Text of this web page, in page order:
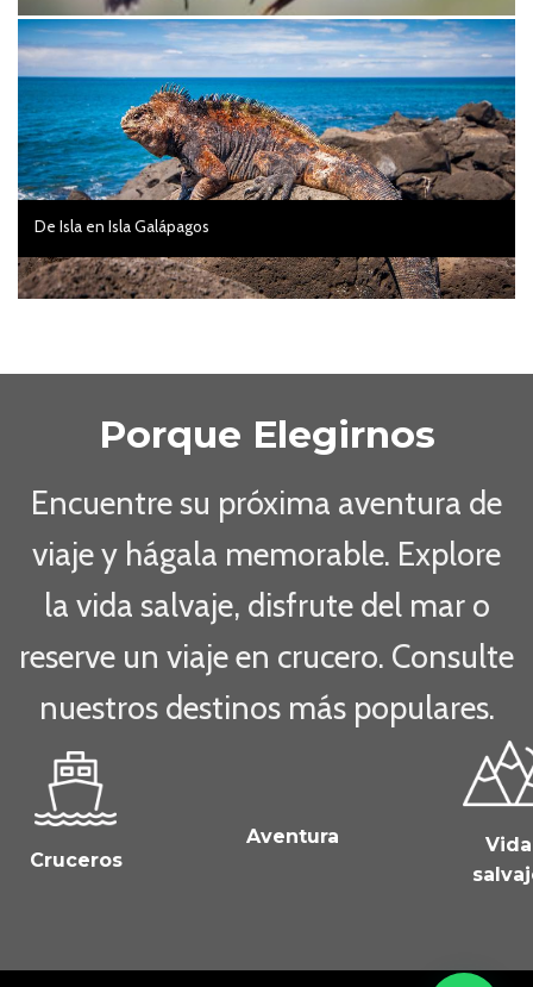
De Isla en Isla Galápagos
Porque Elegirnos
Encuentre su próxima aventura de
viaje y hágala memorable. Explore
la vida salvaje, disfrute del mar o
reserve un viaje en crucero. Consulte
nuestros destinos más populares.
Cruceros
Aventura
Vida